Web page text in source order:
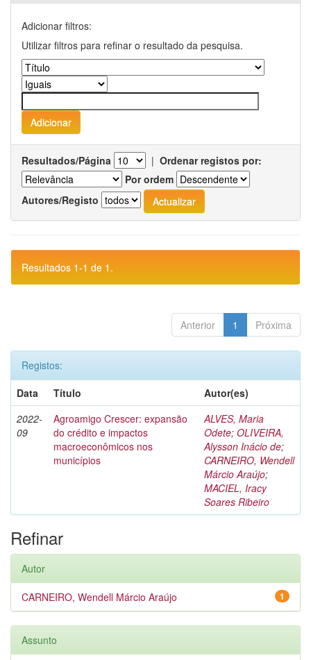
Adicionar filtros:
Utilizar filtros para refinar o resultado da pesquisa.
Resultados/Página | Ordenar registos por:
Por ordem
Autores/Registo
Resultados 1-1 de 1.
Anterior 1 Próxima
Registos:
Data
Título
Autor(es)
2022-
09
Agroamigo Crescer: expansão
do crédito e impactos
macroeconômicos nos
municípios
ALVES, Maria
Odete; OLIVEIRA,
Alysson Inácio de;
CARNEIRO, Wendell
Márcio Araújo;
MACIEL, Iracy
Soares Ribeiro
Refinar
Autor
1
CARNEIRO, Wendell Márcio Araújo
Assunto